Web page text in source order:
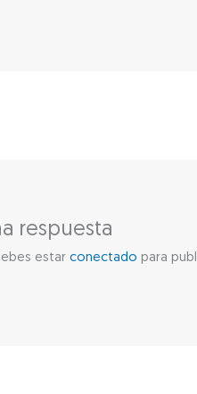
respuesta
estarconectado para